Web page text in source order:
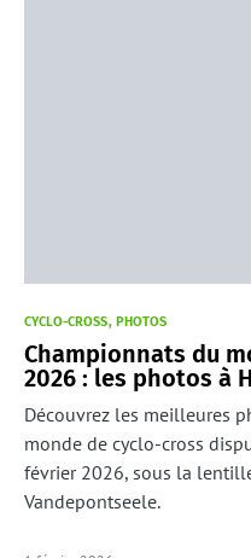
CYCLO-CROSS PHOTOS
Championnats du
2026 : les photos à
Découvrez les meilleures
monde de cyclo-cross
février 2026, sous la
Vandepontseele.